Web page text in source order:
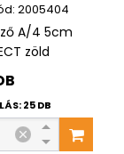
2005404
A/4 5cm
zöld
25 DB